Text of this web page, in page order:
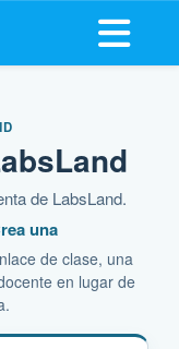
Abrir
de LabsLand.
una
de clase, una
en lugar de